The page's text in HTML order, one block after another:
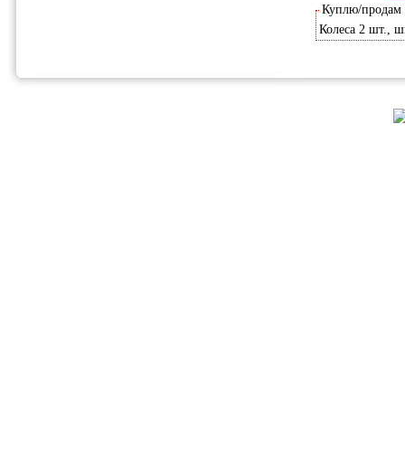
Куплю/
Колеса 2 шт.,